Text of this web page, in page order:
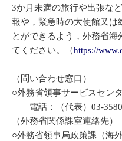
3か月未満の旅行や出張な
報や，緊急時の大使館又は
とができるよう，外務省海
てください。（https://
（問い合わせ窓口）
○外務省領事サービスセン
電話：（代表）03-3580-
（外務省関係課室連絡先）
○外務省領事局政策課（海